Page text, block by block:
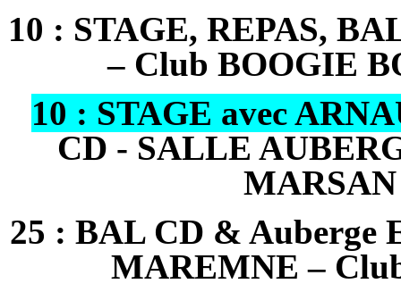
10 : STAGE, REPAS,
– Club BOOGIE
10 : STAGE avec
CD - SALLE
25 : BAL CD & Auberge
MAREMNE –